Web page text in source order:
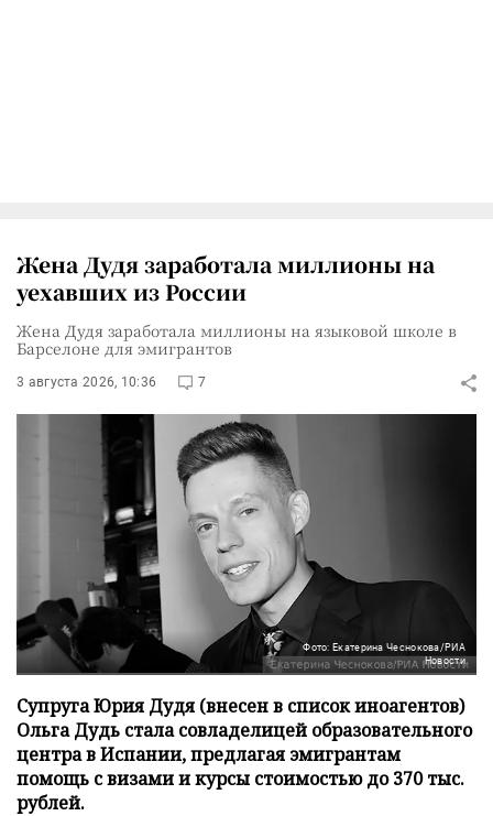
Жена Дудя заработала миллионы на
уехавших из России
Жена Дудя заработала миллионы на языковой школе в
Барселоне для эмигрантов
3 августа 2026, 10:36 7
Фото: Екатерина Чеснокова/РИА
Новости
Супруга Юрия Дудя (внесен в список иноагентов)
Ольга Дудь стала совладелицей образовательного
центра в Испании, предлагая эмигрантам
помощь с визами и курсы стоимостью до 370 тыс.
рублей.